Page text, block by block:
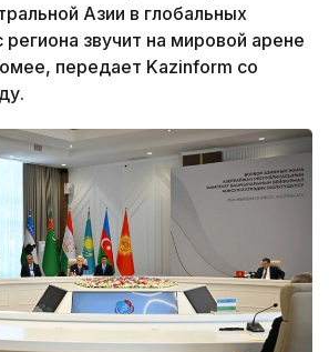
Азии в глобальных
региона звучит на мировой арене
передает Kazinform со